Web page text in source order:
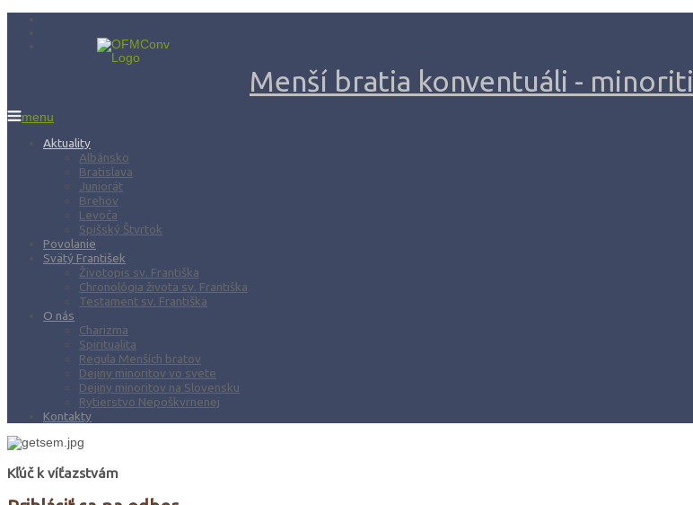
Menší bratia konventuáli - minoriti
menu
Aktuality
Albánsko
Bratislava
Juniorát
Brehov
Levoča
Spišský Štvrtok
Povolanie
Svätý František
Životopis sv. Františka
Chronológia života sv. Františka
Testament sv. Františka
O nás
Charizma
Spiritualita
Regula Menších bratov
Dejiny minoritov vo svete
Dejiny minoritov na Slovensku
Rytierstvo Nepoškvrnenej
Kontakty
Kľúč k víťazstvám